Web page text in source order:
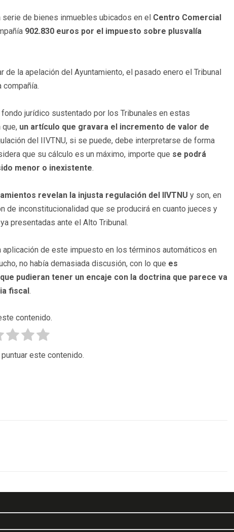
de bienes inmuebles ubicados en el Centro Comercial
902.830 euros por el impuesto sobre plusvalía
la apelación del Ayuntamiento, el pasado enero el Tribunal
jurídico sustentado por los Tribunales en estas
que, un artículo que gravara el incremento de valor de
del IIVTNU, si se puede, debe interpretarse de forma
que su cálculo es un máximo, importe que se podrá
menor o inexistente.
revelan la injusta regulación del IIVTNU y son, en
de inconstitucionalidad que se producirá en cuanto jueces y
presentadas ante el Alto Tribunal.
de este impuesto en los términos automáticos en
no había demasiada discusión, con lo que es
pudieran tener un encaje con la doctrina que parece va
fiscal .
contenido.
este contenido.